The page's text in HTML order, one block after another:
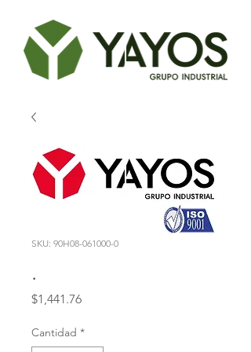
SKU: 90H08-061000-0
.
$1,441.76Precio
Cantidad *